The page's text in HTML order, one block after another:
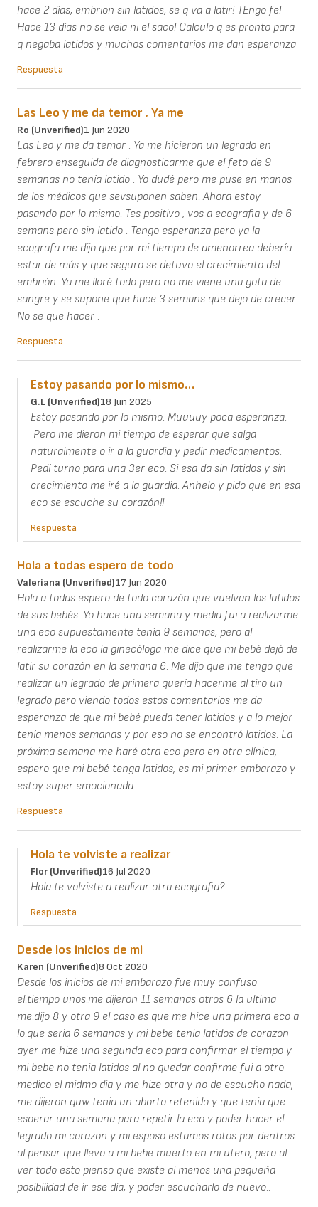
hace 2 días, embrion sin latidos, se q va a latir! TEngo fe!
Hace 13 días no se veía ni el saco! Calculo q es pronto para
q negaba latidos y muchos comentarios me dan esperanza
Respuesta
Las Leo y me da temor . Ya me
Ro (unverified)1 Jun 2020
Las Leo y me da temor . Ya me hicieron un legrado en
febrero enseguida de diagnosticarme que el feto de 9
semanas no tenía latido . Yo dudé pero me puse en manos
de los médicos que sevsuponen saben. Ahora estoy
pasando por lo mismo. Tes positivo , vos a ecografia y de 6
semans pero sin latido . Tengo esperanza pero ya la
ecografa me dijo que por mi tiempo de amenorrea debería
estar de más y que seguro se detuvo el crecimiento del
embrión. Ya me lloré todo pero no me viene una gota de
sangre y se supone que hace 3 semans que dejo de crecer .
No se que hacer .
Respuesta
Estoy pasando por lo mismo…
G.L (unverified)18 Jun 2025
Estoy pasando por lo mismo. Muuuuy poca esperanza.
Pero me dieron mi tiempo de esperar que salga
naturalmente o ir a la guardia y pedir medicamentos.
Pedí turno para una 3er eco. Si esa da sin latidos y sin
crecimiento me iré a la guardia. Anhelo y pido que en esa
eco se escuche su corazón!!
Respuesta
Hola a todas espero de todo
Valeriana (unverified)17 Jun 2020
Hola a todas espero de todo corazón que vuelvan los latidos
de sus bebés. Yo hace una semana y media fui a realizarme
una eco supuestamente tenía 9 semanas, pero al
realizarme la eco la ginecóloga me dice que mi bebé dejó de
latir su corazón en la semana 6. Me dijo que me tengo que
realizar un legrado de primera quería hacerme al tiro un
legrado pero viendo todos estos comentarios me da
esperanza de que mi bebé pueda tener latidos y a lo mejor
tenía menos semanas y por eso no se encontró latidos. La
próxima semana me haré otra eco pero en otra clínica,
espero que mi bebé tenga latidos, es mi primer embarazo y
estoy super emocionada.
Respuesta
Hola te volviste a realizar
Flor (unverified)16 Jul 2020
Hola te volviste a realizar otra ecografia?
Respuesta
Desde los inicios de mi
Karen (unverified)8 Oct 2020
Desde los inicios de mi embarazo fue muy confuso
el.tiempo unos.me dijeron 11 semanas otros 6 la ultima
me.dijo 8 y otra 9 el caso es que me hice una primera eco a
lo.que seria 6 semanas y mi bebe tenia latidos de corazon
ayer me hize una segunda eco para confirmar el tiempo y
mi bebe no tenia latidos al no quedar confirme fui a otro
medico el midmo dia y me hize otra y no de escucho nada,
me dijeron quw tenia un aborto retenido y que tenia que
esoerar una semana para repetir la eco y poder hacer el
legrado mi corazon y mi esposo estamos rotos por dentros
al pensar que llevo a mi bebe muerto en mi utero, pero al
ver todo esto pienso que existe al menos una pequeña
posibilidad de ir ese dia, y poder escucharlo de nuevo..